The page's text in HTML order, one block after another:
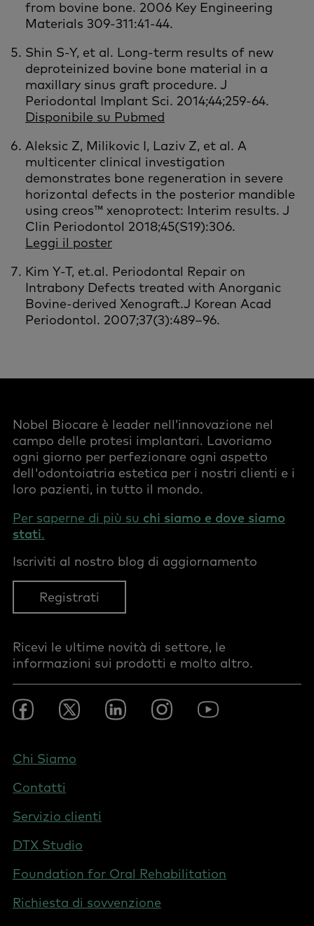
from bovine bone. 2006 Key Engineering
Materials 309-311:41-44.
Shin S-Y, et al. Long-term results of new
deproteinized bovine bone material in a
maxillary sinus graft procedure. J
Periodontal Implant Sci. 2014;44;259-64.
Disponibile su Pubmed
Aleksic Z, Milikovic I, Laziv Z, et al. A
multicenter clinical investigation
demonstrates bone regeneration in severe
horizontal defects in the posterior mandible
using creos™ xenoprotect: Interim results. J
Clin Periodontol 2018;45(S19):306.
Leggi il poster
Kim Y-T, et.al. Periodontal Repair on
Intrabony Defects treated with Anorganic
Bovine-derived Xenograft.J Korean Acad
Periodontol. 2007;37(3):489–96.
Nobel Biocare è leader nell’innovazione nel
campo delle protesi implantari. Lavoriamo
ogni giorno per perfezionare ogni aspetto
dell'odontoiatria estetica per i nostri clienti e i
loro pazienti, in tutto il mondo.
Per saperne di più su chi siamo e dove siamo
stati.
Iscriviti al nostro blog di aggiornamento
Registrati
Ricevi le ultime novità di settore, le
informazioni sui prodotti e molto altro.
Footer
Social
Italy
FacebookTwitter LinkedInInstagramYouTube
Footer
Switzerland
Chi Siamo
Contatti
Servizio clienti
DTX Studio
Foundation for Oral Rehabilitation
Richiesta di sovvenzione